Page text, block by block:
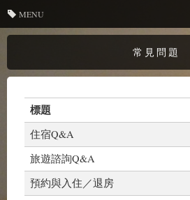
常見問題
標題
住宿Q&A
旅遊諮詢Q&A
預約與入住／退房
MENU